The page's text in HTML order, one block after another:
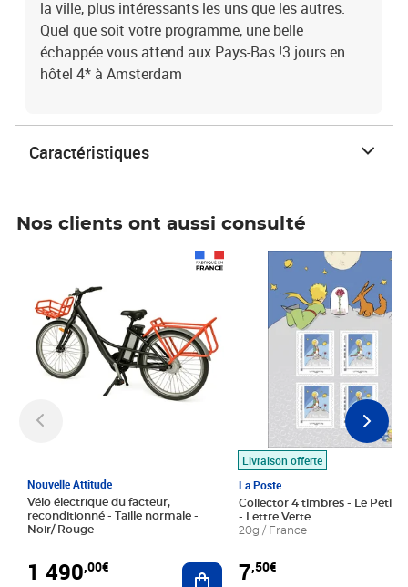
la ville, plus intéressants les uns que les autres.
Quel que soit votre programme, une belle
échappée vous attend aux Pays-Bas !3 jours en
hôtel 4* à Amsterdam
Caractéristiques
Nos clients ont aussi consulté
Nouvelle Attitude
Vélo électrique du facteur,
reconditionné - Taille normale -
Noir/ Rouge
1 490,00€ Ajouter au panier
Livraison offerte
La Poste
Collector 4 timbres - Le Petit
- Lettre Verte
20g / France
7,50€
Prix 7,50€